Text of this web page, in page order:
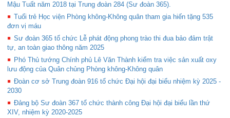
Mậu Tuất năm 2018 tại Trung đoàn 284 (Sư đoàn 365).
Tuổi trẻ Học viện Phòng không-Không quân tham gia hiến tặng 535
đơn vị máu
Sư đoàn 365 tổ chức Lễ phát động phong trào thi đua bảo đảm trật
tự, an toàn giao thông năm 2025
Phó Thủ tướng Chính phủ Lê Văn Thành kiểm tra việc sản xuất oxy
lưu động của Quân chủng Phòng không-Không quân
Đoàn cơ sở Trung đoàn 916 tổ chức Đại hội đại biểu nhiệm kỳ 2025 -
2030
Đảng bộ Sư đoàn 367 tổ chức thành công Đại hội đại biểu lần thứ
XIV, nhiệm kỳ 2020-2025